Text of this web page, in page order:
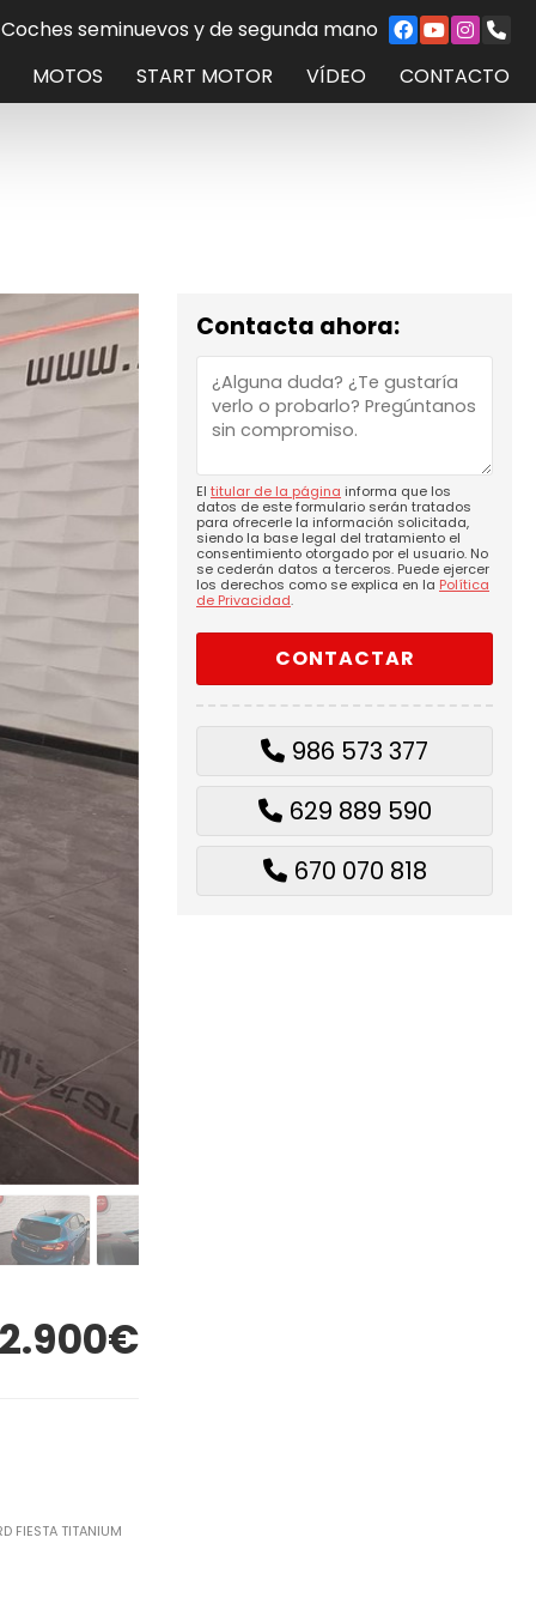
Coches seminuevos y de segunda mano
MOTOS
START MOTOR VÍDEO CONTACTO
Contacta ahora:
El titular de la página informa que los
datos de este formulario serán tratados
para ofrecerle la información solicitada,
siendo la base legal del tratamiento el
consentimiento otorgado por el usuario. No
se cederán datos a terceros. Puede ejercer
los derechos como se explica en la Política
de Privacidad.
986 573 377
629 889 590
670 070 818
TITANIUM